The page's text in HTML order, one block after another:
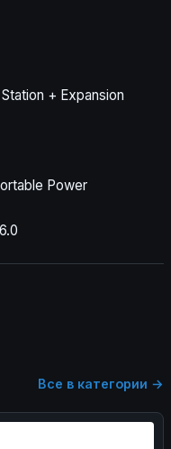
+ Expansion
Power
Все в категории →